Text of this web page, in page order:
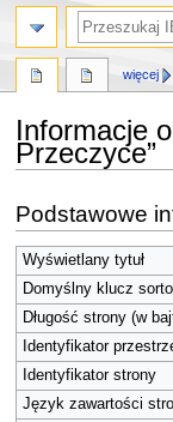
Informacje
Przeczyce”
do
nawigacji
do
wyszukiwania
Podstawowe
Wyświetlany tytuł
Domyślny klucz
Długość strony (w
Identyfikator
Identyfikator strony
Język zawartości
więcej
szukaj